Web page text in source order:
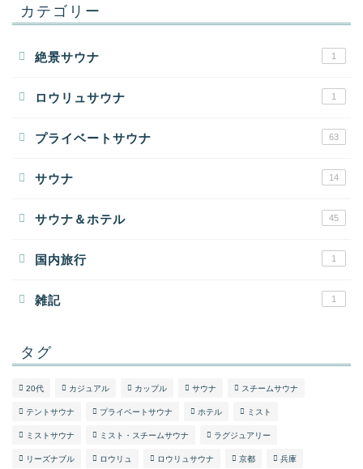
カテゴリー
絶景サウナ 1
ロウリュサウナ 1
プライベートサウナ 63
サウナ 14
サウナ＆ホテル 45
国内旅行 1
雑記 1
タグ
20代 カジュアル カップル サウナ スチームサウナ
テントサウナ プライベートサウナ ホテル ミスト
ミストサウナ ミスト・スチームサウナ ラグジュアリー
リーズナブル ロウリュ ロウリュサウナ 京都 兵庫